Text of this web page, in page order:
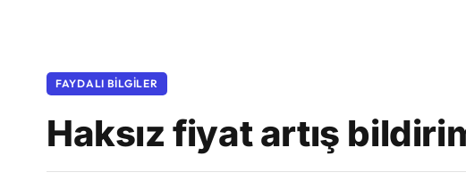
FAYDALI BILGILER
Haksız fiyat artış